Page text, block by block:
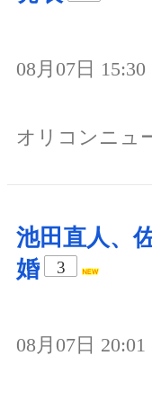
08月07日 15:30
オリコンニュ
池田直人、
婚
3
08月07日 20:01